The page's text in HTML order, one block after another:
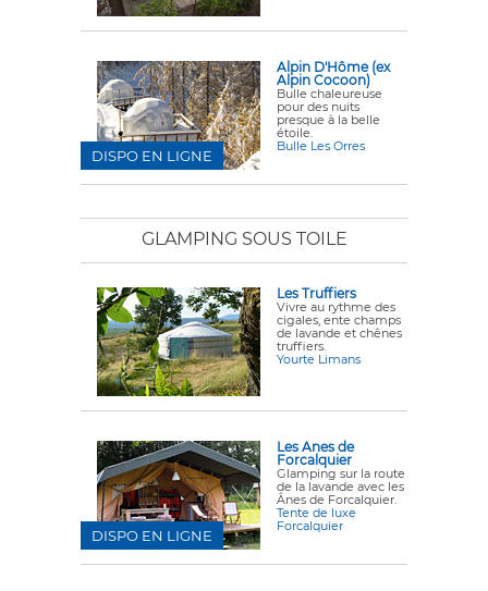
Alpin D'Hôme (ex
Alpin Cocoon)
Bulle chaleureuse
pour des nuits
presque à la belle
étoile.
Bulle Les Orres
DISPO EN LIGNE
GLAMPING SOUS TOILE
Les Truffiers
Vivre au rythme des
cigales, ente champs
de lavande et chênes
truffiers.
Yourte Limans
Les Anes de
Forcalquier
Glamping sur la route
de la lavande avec les
Ânes de Forcalquier.
Tente de luxe
Forcalquier
DISPO EN LIGNE